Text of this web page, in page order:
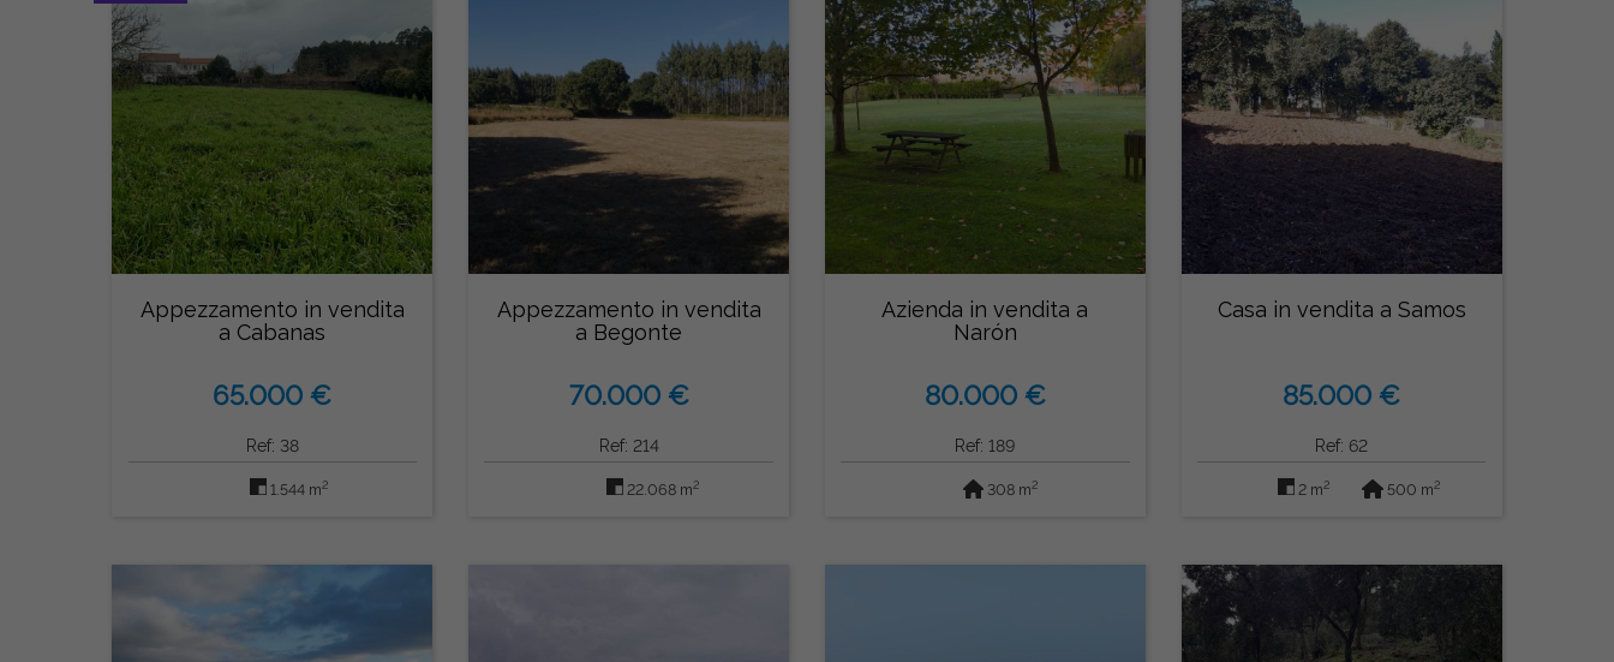
Appezzamento in vendita
a Cabanas
65.000 €
Ref: 38
1.544 m2
Appezzamento in vendita
a Begonte
70.000 €
Ref: 214
22.068 m2
Azienda in vendita a
Narón
80.000 €
Ref: 189
308 m2
Casa in vendita a Samos
85.000 €
Ref: 62
2 m2 500 m2